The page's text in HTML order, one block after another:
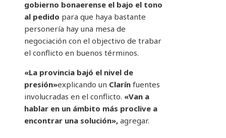
gobierno bonaerense el bajo el tono
al pedido para que haya bastante
personería hay una mesa de
negociación con el objectivo de trabar
el conflicto en buenos términos.
«La provincia bajó el nivel de
presión»explicando un Clarín fuentes
involucradas en el conflicto. «Van a
hablar en un ámbito más proclive a
encontrar una solución», agregar.